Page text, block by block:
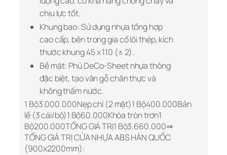
chịu lực tốt.
Khung bao: Sử dụng nhựa tổng hợp
cao cấp, bên trong gia cố lõi thép, kích
thước khung 45 x 110 (± 2).
Bề mặt: Phủ DeCo-Sheet nhựa thông
đặc biệt, tạo vân gỗ chân thực và
không thấm nước.
1 Bộ3.000.000Nẹp chỉ (2 mặt)1 Bộ400.000Bản
lề (3 cái/bộ)1 Bộ60.000Khóa tròn trơn1
Bộ200.000TỔNG GIÁ TRỊ1 Bộ3.660.000⇒
TỔNG GIÁ TRỊ CỬA NHỰA ABS HÀN QUỐC
(900x2200mm):